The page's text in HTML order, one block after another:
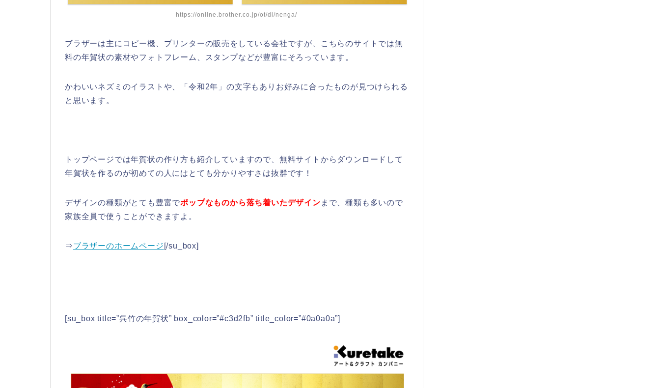
https://online.brother.co.jp/ot/dl/nenga/
ブラザーは主にコピー機、プリンターの販売をしている会社ですが、こちらのサイトでは無
料の年賀状の素材やフォトフレーム、スタンプなどが豊富にそろっています。
かわいいネズミのイラストや、「令和2年」の文字もありお好みに合ったものが見つけられる
と思います。
トップページでは年賀状の作り方も紹介していますので、無料サイトからダウンロードして
年賀状を作るのが初めての人にはとても分かりやすさは抜群です！
デザインの種類がとても豊富でポップなものから落ち着いたデザイン まで、種類も多いので
家族全員で使うことができますよ。
⇒ブラザーのホームページ [/su_box]
[su_box title=”呉竹の年賀状” box_color=”#c3d2fb” title_color=”#0a0a0a”]